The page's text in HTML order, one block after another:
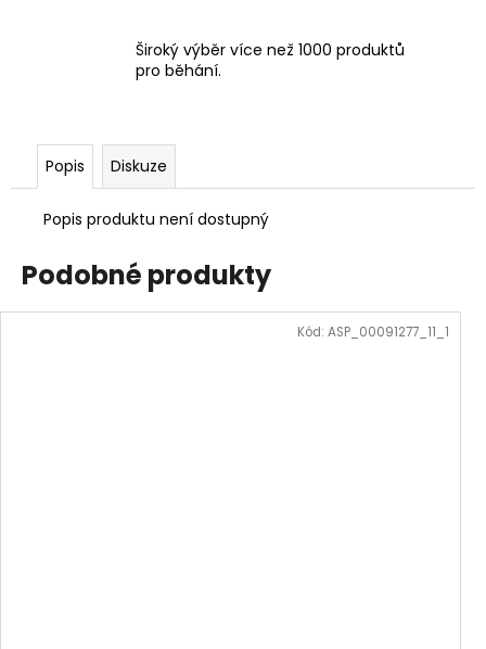
Široký výběr více než 1000 produktů
pro běhání.
Popis Diskuze
Popis produktu není dostupný
Podobné produkty
Kód: ASP_00091277_11_1